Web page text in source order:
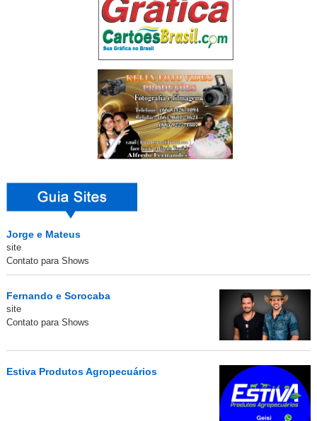
Jorge e Mateus
site
Contato para Shows
Fernando e Sorocaba
site
Contato para Shows
Estiva Produtos Agropecuários